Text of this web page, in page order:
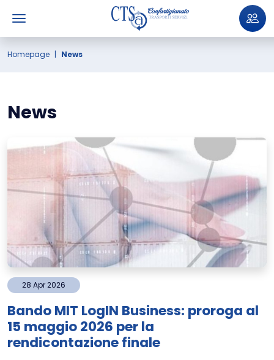
Homepage News
News
28 Apr2026
Bando MIT LogIN Business: proroga al
15 maggio 2026 per la
rendicontazione finale